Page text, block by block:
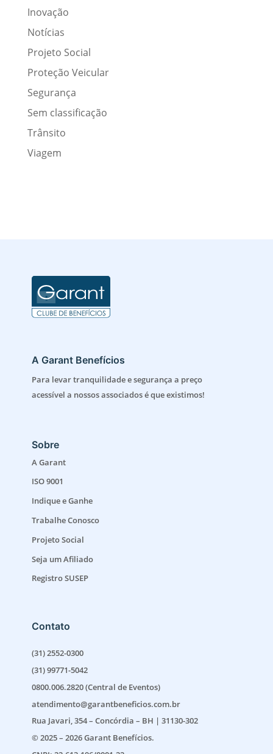
Inovação
Notícias
Projeto Social
Proteção Veicular
Segurança
Sem classificação
Trânsito
Viagem
A Garant Benefícios
Para levar tranquilidade e segurança a preço
acessível a nossos associados é que existimos!
Sobre
A Garant
ISO 9001
Indique e Ganhe
Trabalhe Conosco
Projeto Social
Seja um Afiliado
Registro SUSEP
Contato
(31) 2552-0300
(31) 99771-5042
0800.006.2820 (Central de Eventos)
atendimento@garantbeneficios.com.br
Rua Javari, 354 – Concórdia – BH | 31130-302
© 2025 – 2026 Garant Benefícios.